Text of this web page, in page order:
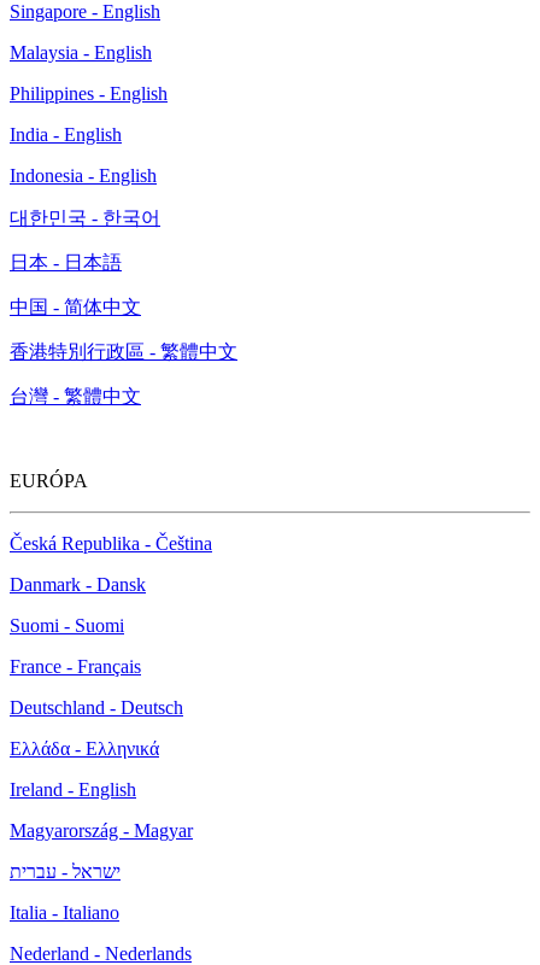
Singapore - English
Malaysia - English
Philippines - English
India - English
Indonesia - English
대한민국 - 한국어
日本 - 日本語
中国 - 简体中文
香港特別行政區 - 繁體中文
台灣 - 繁體中文
EURÓPA
Česká Republika - Čeština
Danmark - Dansk
Suomi - Suomi
France - Français
Deutschland - Deutsch
Ελλάδα - Ελληνικά
Ireland - English
Magyarország - Magyar
ישראל - עברית
Italia - Italiano
Nederland - Nederlands